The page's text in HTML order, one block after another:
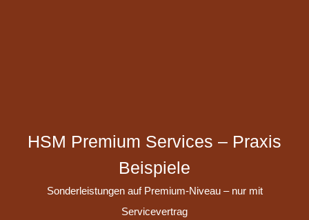
HSM Premium Services – Praxis
Beispiele
Sonderleistungen auf Premium-Niveau – nur mit
Servicevertrag